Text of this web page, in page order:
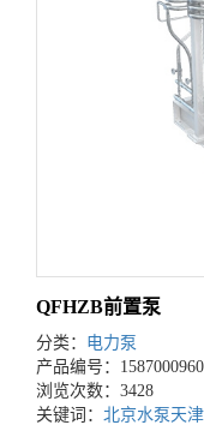
QFHZB前置泵
分类： 电力泵
产品编号：1587000960
浏览次数：3428
关键词： 北京水泵 天